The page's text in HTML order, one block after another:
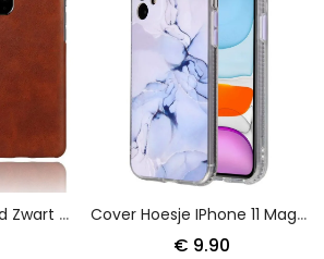
Hoesje IPhone 11 Rood Zwart Leerstijl Cover Hoesje IPhone 11 Magenta Zwart Telefoonhoesje Marmeren Stijl
€ 9.90